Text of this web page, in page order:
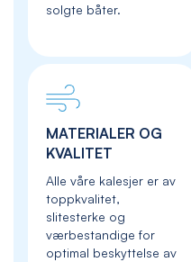
solgte båter.
MATERIALER OG
KVALITET
Alle våre kalesjer er av
toppkvalitet,
slitesterke og
værbestandige for
optimal beskyttelse av